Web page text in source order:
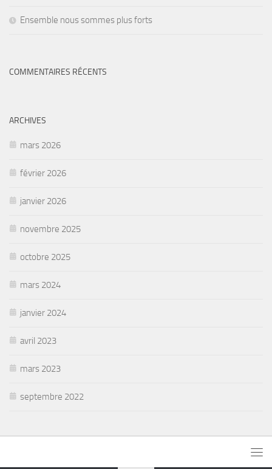
Ensemble nous sommes plus forts
COMMENTAIRES RÉCENTS
ARCHIVES
mars 2026
février 2026
janvier 2026
novembre 2025
octobre 2025
mars 2024
janvier 2024
avril 2023
mars 2023
septembre 2022